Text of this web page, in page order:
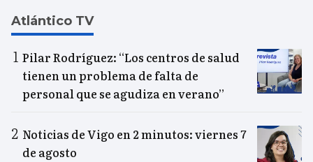
Atlántico TV
Pilar Rodríguez: “Los centros de salud
tienen un problema de falta de
personal que se agudiza en verano”
Noticias de Vigo en 2 minutos: viernes 7
de agosto